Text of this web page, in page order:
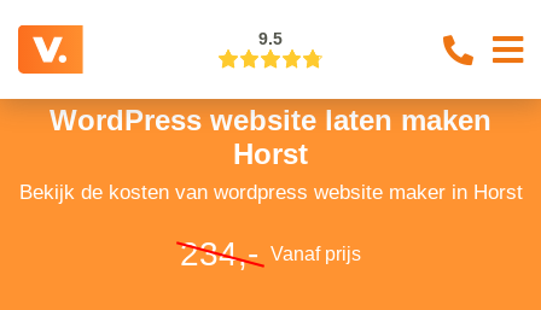
9.5
WordPress website laten maken
Horst
Bekijk de kosten van wordpress website maker in Horst
234,- Vanaf prijs